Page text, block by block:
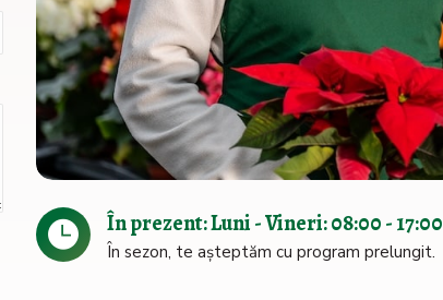
În prezent: Luni - Vineri: 08:00 - 17:00
În sezon, te așteptăm cu program prelungit.